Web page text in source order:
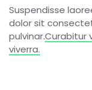
Suspendisse
dolor sit
pulvinar.Curabitur
viverra.